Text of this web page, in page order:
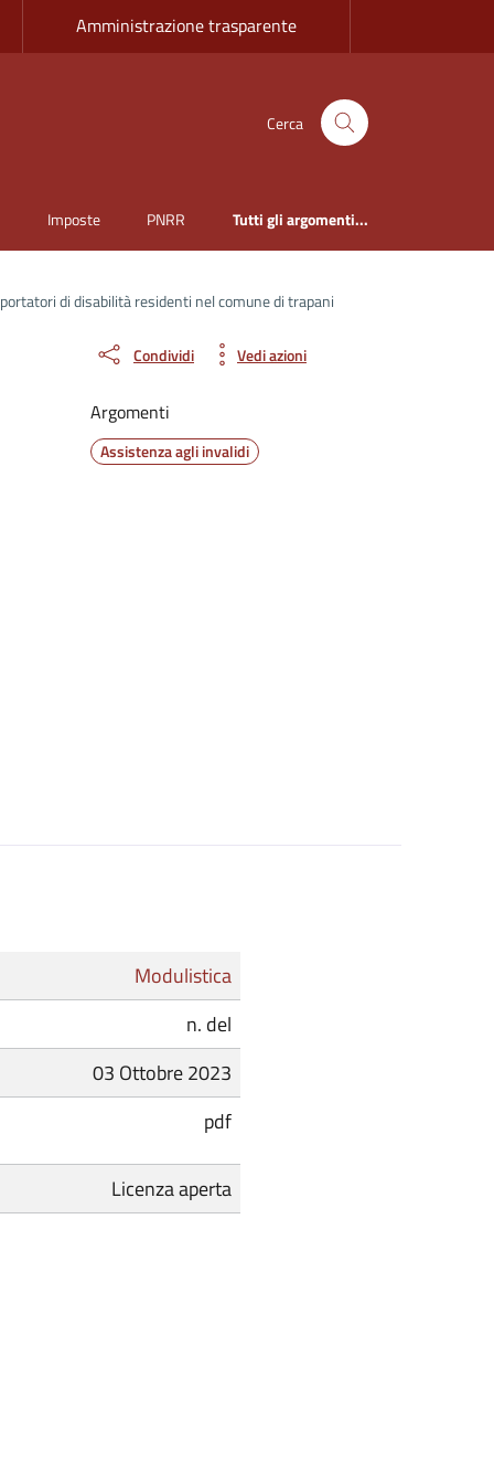
Amministrazione trasparente
Cerca
Imposte PNRR Tutti gli argomenti...
di disabilità residenti nel comune di trapani
Condividi Vedi azioni
Argomenti
Assistenza agli invalidi
Modulistica
n. del
03 Ottobre 2023
pdf
Licenza aperta